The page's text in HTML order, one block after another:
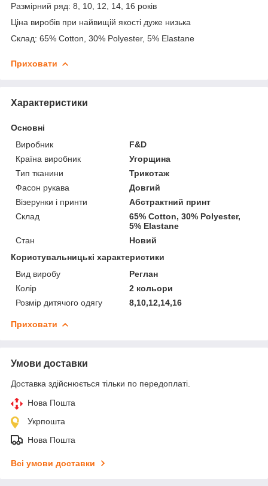
Размірний ряд: 8, 10, 12, 14, 16 років
Ціна виробів при найвищій якості дуже низька
Склад: 65% Cotton, 30% Polyester, 5% Elastane
Приховати
Характеристики
Основні
Виробник
F&D
Країна виробник
Угорщина
Тип тканини
Трикотаж
Фасон рукава
Довгий
Візерунки і принти
Абстрактний принт
Склад
65% Cotton, 30% Polyester,
5% Elastane
Стан
Новий
Користувальницькі характеристики
Вид виробу
Реглан
Колір
2 кольори
Розмір дитячого одягу
8,10,12,14,16
Приховати
Умови доставки
Доставка здійснюється тільки по передоплаті.
Нова Пошта
Укрпошта
Нова Пошта
Всі умови доставки